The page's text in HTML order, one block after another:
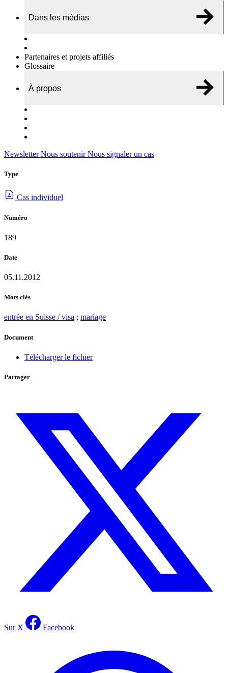
Dans les médias
Partenaires et projets affiliés
Glossaire
À propos
NewsletterNous soutenirNous signaler un cas
Type
Cas individuel
Numéro
189
Date
05.11.2012
Mots clés
entrée en Suisse / visa ; mariage
Document
Télécharger le fichier
Partager
Sur X Facebook